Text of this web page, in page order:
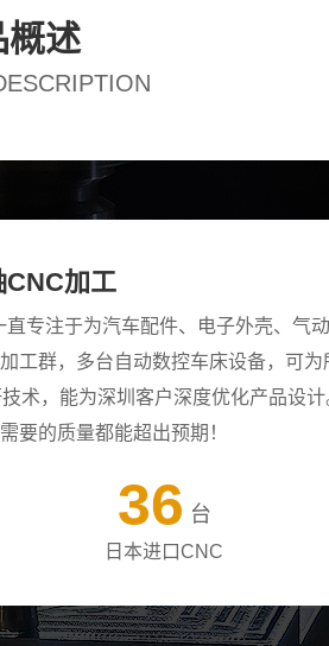
概述
CNC加工
专注于为汽车配件、电子外壳、气
群，多台自动数控车床设备，可
术，能为深圳客户深度优化产品设
要的质量都能超出预期！
36 台
日本进口CNC